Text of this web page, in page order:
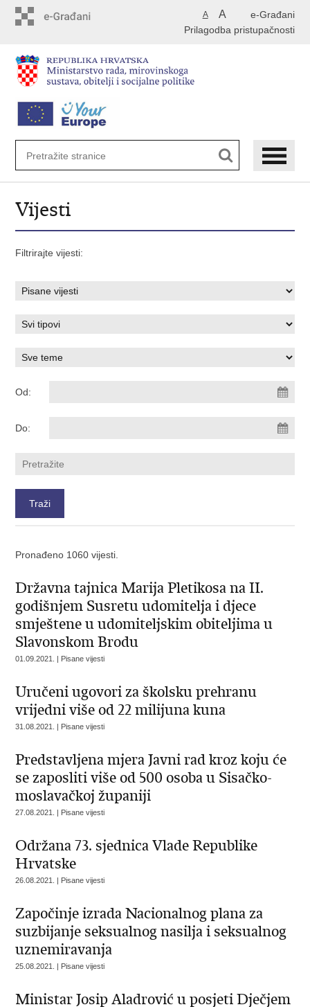
e-Građani
A A
Prilagodba pristupačnosti
Vijesti
Filtrirajte vijesti:
Od:
Do:
Pronađeno 1060 vijesti.
Državna tajnica Marija Pletikosa na II.
godišnjem Susretu udomitelja i djece
smještene u udomiteljskim obiteljima u
Slavonskom Brodu
01.09.2021. | Pisane vijesti
Uručeni ugovori za školsku prehranu
vrijedni više od 22 milijuna kuna
31.08.2021. | Pisane vijesti
Predstavljena mjera Javni rad kroz koju će
se zaposliti više od 500 osoba u Sisačko-
moslavačkoj županiji
27.08.2021. | Pisane vijesti
Održana 73. sjednica Vlade Republike
Hrvatske
26.08.2021. | Pisane vijesti
Započinje izrada Nacionalnog plana za
suzbijanje seksualnog nasilja i seksualnog
uznemiravanja
25.08.2021. | Pisane vijesti
Ministar Josip Aladrović u posjeti Dječjem